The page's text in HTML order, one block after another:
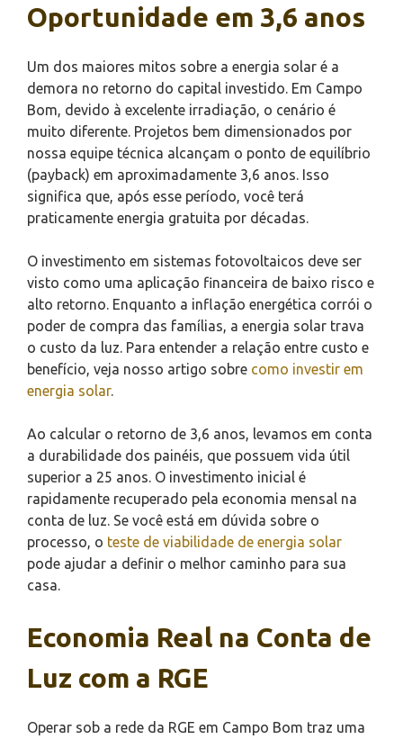
Oportunidade em 3,6 anos
Um dos maiores mitos sobre a energia solar é a
demora no retorno do capital investido. Em Campo
Bom, devido à excelente irradiação, o cenário é
muito diferente. Projetos bem dimensionados por
nossa equipe técnica alcançam o ponto de equilíbrio
(payback) em aproximadamente 3,6 anos. Isso
significa que, após esse período, você terá
praticamente energia gratuita por décadas.
O investimento em sistemas fotovoltaicos deve ser
visto como uma aplicação financeira de baixo risco e
alto retorno. Enquanto a inflação energética corrói o
poder de compra das famílias, a energia solar trava
o custo da luz. Para entender a relação entre custo e
benefício, veja nosso artigo sobre como investir em
energia solar.
Ao calcular o retorno de 3,6 anos, levamos em conta
a durabilidade dos painéis, que possuem vida útil
superior a 25 anos. O investimento inicial é
rapidamente recuperado pela economia mensal na
conta de luz. Se você está em dúvida sobre o
processo, o teste de viabilidade de energia solar
pode ajudar a definir o melhor caminho para sua
casa.
Economia Real na Conta de
Luz com a RGE
Operar sob a rede da RGE em Campo Bom traz uma